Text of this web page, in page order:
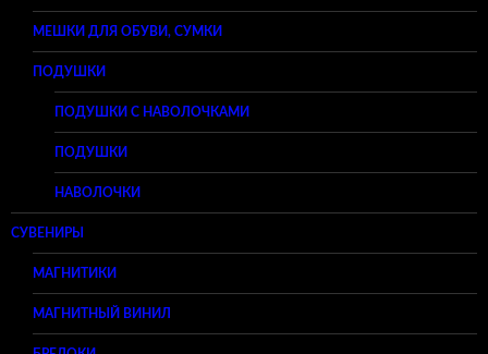
МЕШКИ ДЛЯ ОБУВИ, СУМКИ
ПОДУШКИ
ПОДУШКИ С НАВОЛОЧКАМИ
ПОДУШКИ
НАВОЛОЧКИ
СУВЕНИРЫ
МАГНИТИКИ
МАГНИТНЫЙ ВИНИЛ